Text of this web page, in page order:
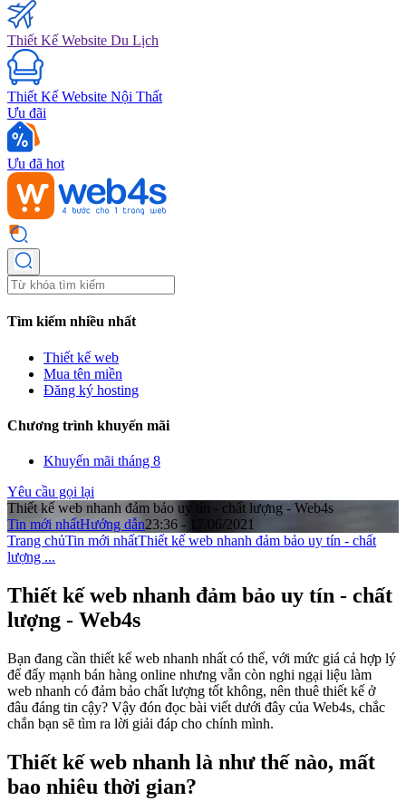
Thiết Kế Website Du Lịch
Thiết Kế Website Nội Thất
Ưu đãi
Ưu đã hot
Tìm kiếm nhiều nhất
Thiết kế web
Mua tên miền
Đăng ký hosting
Chương trình khuyến mãi
Khuyến mãi tháng 8
Yêu cầu gọi lại
Thiết kế web nhanh đảm bảo uy tín - chất lượng - Web4s
Tin mới nhấtHướng dẫn23:36 - 17/06/2021
Trang chủTin mới nhấtThiết kế web nhanh đảm bảo uy tín - chất
lượng ...
Thiết kế web nhanh đảm bảo uy tín - chất
lượng - Web4s
Bạn đang cần thiết kế web nhanh nhất có thể, với mức giá cả hợp lý
để đẩy mạnh bán hàng online nhưng vẫn còn nghi ngại liệu làm
web nhanh có đảm bảo chất lượng tốt không, nên thuê thiết kế ở
đâu đáng tin cậy? Vậy đón đọc bài viết dưới đây của Web4s, chắc
chắn bạn sẽ tìm ra lời giải đáp cho chính mình.
Thiết kế web nhanh là như thế nào, mất
bao nhiêu thời gian?